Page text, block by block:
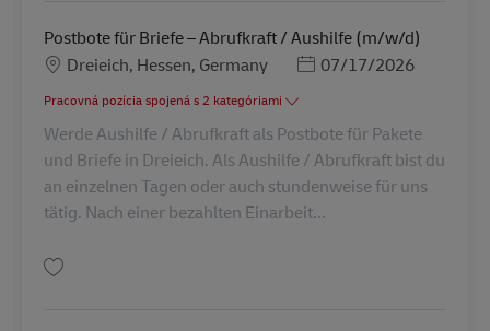
Postbote für Briefe – Abrufkraft / Aushilfe (m/w/d)
MiestoDreieich, Hessen, Germany Posted Date
07/17/2026
Pracovná pozícia spojená s 2 kategóriami
Werde Aushilfe / Abrufkraft als Postbote für Pakete
und Briefe in Dreieich. Als Aushilfe / Abrufkraft bist du
an einzelnen Tagen oder auch stundenweise für uns
tätig. Nach einer bezahlten Einarbeit...